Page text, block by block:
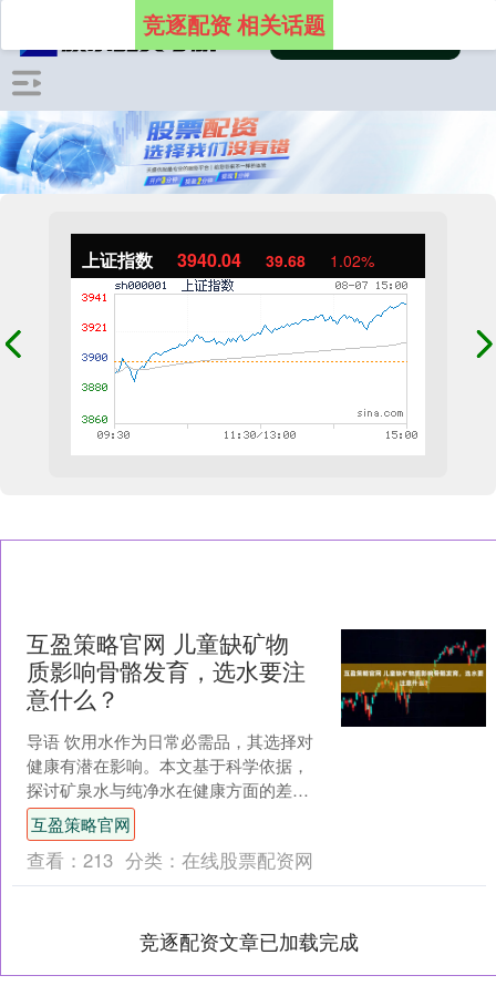
上证指数 3940.04 39.68 1.02%
竞逐配资 相关话题
互盈策略官网 儿童缺矿物
质影响骨骼发育，选水要注
意什么？
导语 饮用水作为日常必需品，其选择对
健康有潜在影响。本文基于科学依据，
探讨矿泉水与纯净水在健康方面的差
异，重点关注矿物质补充的作用。 饮用
水的基本分类 安全水：....
互盈策略官网
查看： 213 分类： 在线股票配资网
竞逐配资文章已加载完成